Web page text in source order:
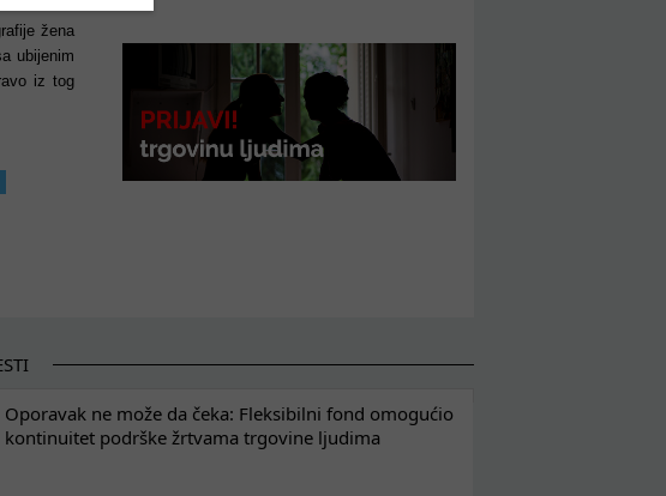
žena
ubijenim
iz tog
Oporavak ne može da čeka: Fleksibilni fond omogućio
kontinuitet podrške žrtvama trgovine ljudima